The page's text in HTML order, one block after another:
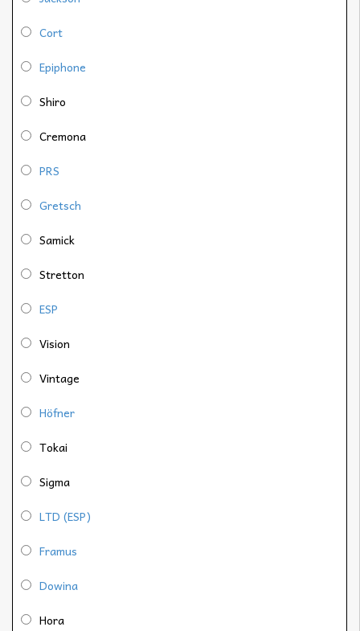
Cort
Epiphone
Shiro
Cremona
PRS
Gretsch
Samick
Stretton
ESP
Vision
Vintage
Höfner
Tokai
Sigma
LTD (ESP)
Framus
Dowina
Hora